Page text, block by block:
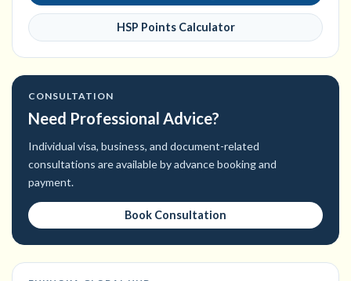
HSP Points Calculator
CONSULTATION
Need Professional Advice?
Individual visa, business, and document-related
consultations are available by advance booking and
payment.
Book Consultation